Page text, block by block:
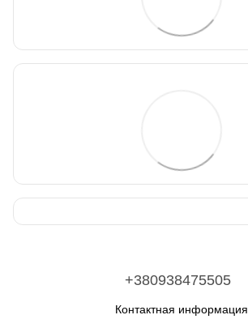
+380938475505
Контактная информация